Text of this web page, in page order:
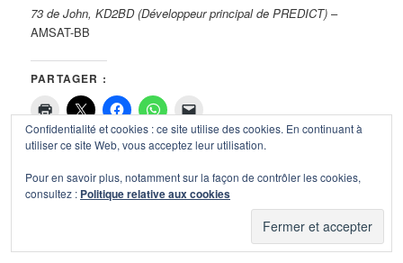
73 de John, KD2BD (Développeur principal de PREDICT) –
AMSAT-BB
PARTAGER :
Chargement…
Laisser un commentaire
Confidentialité et cookies : ce site utilise des cookies. En continuant à
utiliser ce site Web, vous acceptez leur utilisation.
Pour en savoir plus, notamment sur la façon de contrôler les cookies,
consultez : Politique relative aux cookies